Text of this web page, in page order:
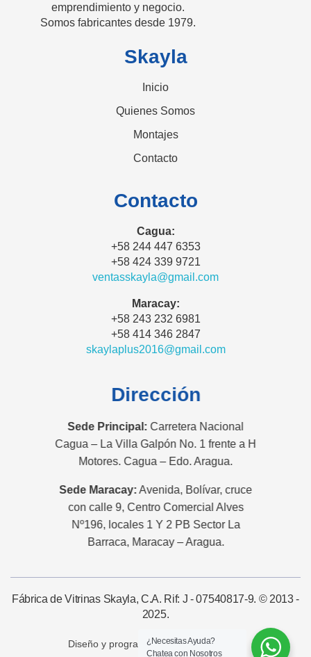
emprendimiento y negocio.
Somos fabricantes desde 1979.
Skayla
Inicio
Quienes Somos
Montajes
Contacto
Contacto
Cagua:
+58 244 447 6353
+58 424 339 9721
ventasskayla@gmail.com
Maracay:
+58 243 232 6981
+58 414 346 2847
skaylaplus2016@gmail.com
Dirección
Sede Principal: Carretera Nacional
Cagua – La Villa Galpón No. 1 frente a H
Motores. Cagua – Edo. Aragua.
Sede Maracay:Avenida, Bolívar, cruce
con calle 9, Centro Comercial Alves
Nº196, locales 1 Y 2 PB Sector La
Barraca, Maracay – Aragua.
Fábrica de Vitrinas Skayla, C.A. Rif: J - 07540817-9. © 2013 -
2025.
Diseño y programación por:
¿Necesitas Ayuda?
Chatea con Nosotros